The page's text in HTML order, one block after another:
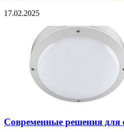
17.02.2025
Современные решения для